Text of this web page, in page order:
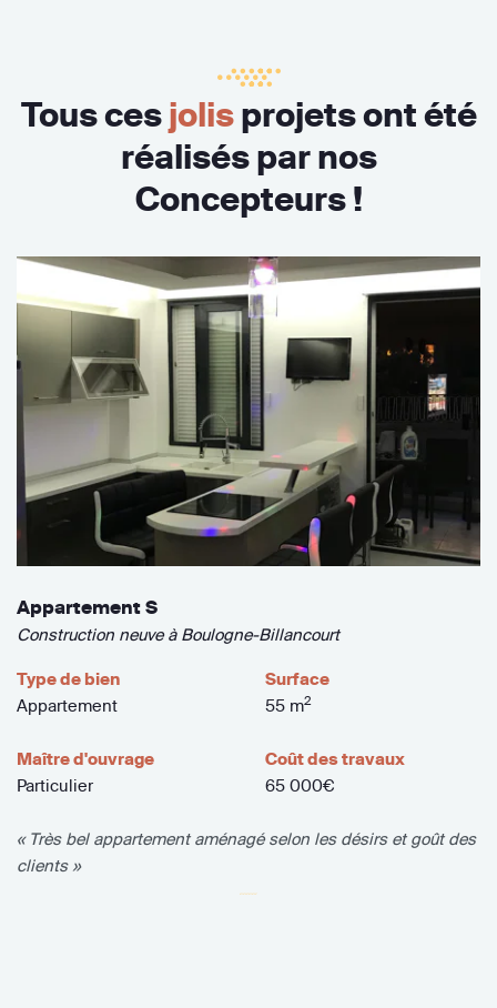
Tous cesjolisprojets ont été
réalisés par nos
Concepteurs !
Appartement S
Construction neuve à Boulogne-Billancourt
Type de bien
Appartement
Surface
55 m2
Maître d'ouvrage
Particulier
Coût des travaux
65 000€
« Très bel appartement aménagé selon les désirs et goût des
clients »